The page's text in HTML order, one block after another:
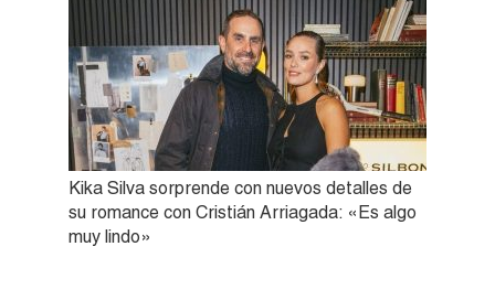
Kika Silva sorprende con nuevos detalles de
su romance con Cristián Arriagada: «Es algo
muy lindo»